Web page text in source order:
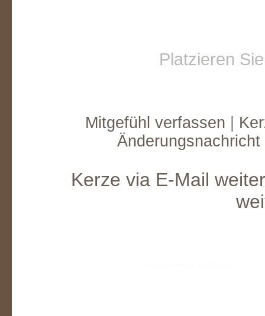
Platzieren
Mitgefühl verfassen
Kerze via E-Mail